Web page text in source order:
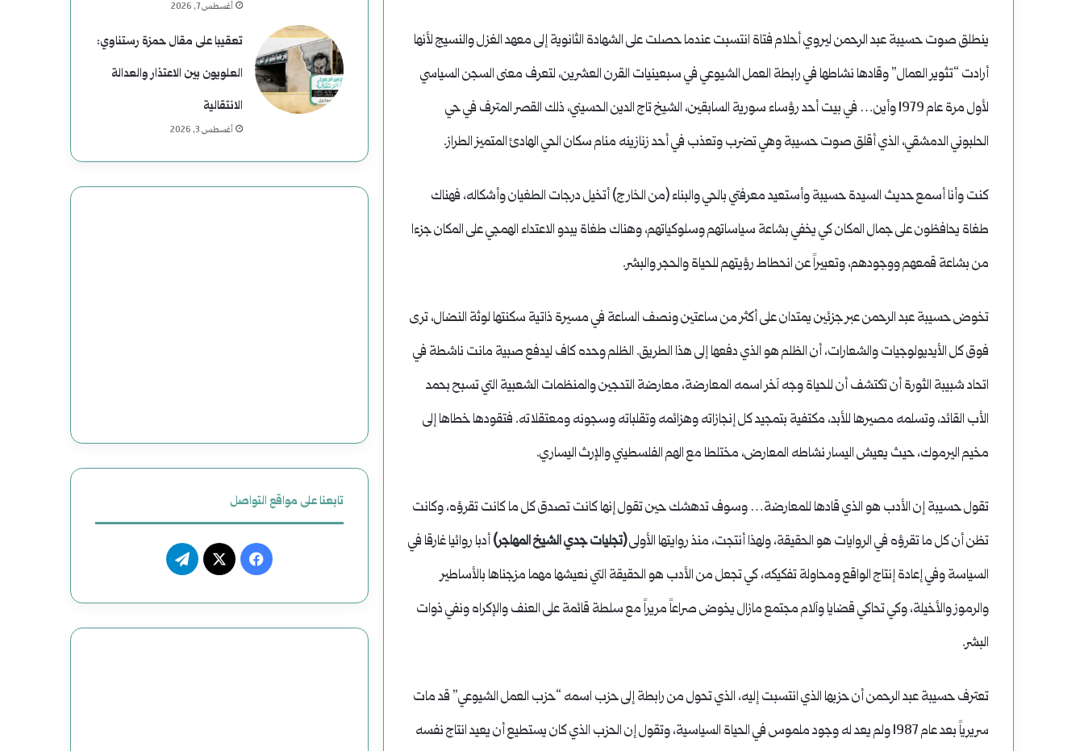
ينطلق صوت حسيبة عبد الرحمن ليروي أحلام فتاة انتسبت عندما حصلت على الشهادة الثانوية إلى معهد الغزل والنسيج لأنها
أرادت “تثوير العمال” وقادها نشاطها في رابطة العمل الشيوعي في سبعينيات القرن العشرين، لتعرف معنى السجن السياسي
لأول مرة عام 1979 وأين… في بيت أحد رؤساء سورية السابقين، الشيخ تاج الدين الحسيني، ذلك القصر المترف في حي
الحلبوني الدمشقي، الذي أقلق صوت حسيبة وهي تضرب وتعذب في أحد زنازينه منام سكان الحي الهادئ المتميز الطراز.
كنت وأنا أسمع حديث السيدة حسيبة وأستعيد معرفتي بالحي والبناء (من الخارج) أتخيل درجات الطغيان وأشكاله، فهناك
طغاة يحافظون على جمال المكان كي يخفي بشاعة سياساتهم وسلوكياتهم، وهناك طغاة يبدو الاعتداء الهمجي على المكان جزءا
من بشاعة قمعهم ووجودهم، وتعبيراً عن انحطاط رؤيتهم للحياة والحجر والبشر.
تخوض حسيبة عبد الرحمن عبر جزئين يمتدان على أكثر من ساعتين ونصف الساعة في مسيرة ذاتية سكنتها لوثة النضال، ترى
فوق كل الأيديولوجيات والشعارات، أن الظلم هو الذي دفعها إلى هذا الطريق. الظلم وحده كاف ليدفع صبية مانت ناشطة في
اتحاد شبيبة الثورة أن تكتشف أن للحياة وجه آخر اسمه المعارضة، معارضة التدجين والمنظمات الشعبية التي تسبح بحمد
الأب القائد، وتسلمه مصيرها للأبد، مكتفية بتمجيد كل إنجازاته وهزائمه وتقلباته وسجونه ومعتقلاته. فتقودها خطاها إلى
مخيم اليرموك، حيث يعيش اليسار نشاطه المعارض، مختلطا مع الهم الفلسطيني والإرث اليساري.
تقول حسيبة إن الأدب هو الذي قادها للمعارضة… وسوف تدهشك حين تقول إنها كانت تصدق كل ما كانت تقرؤه، وكانت
تظن أن كل ما تقرؤه في الروايات هو الحقيقة، ولهذا أنتجت، منذ روايتها الأولى(تجليات جدي الشيخ المهاجر) أدبا روائيا غارقا في
السياسة وفي إعادة إنتاج الواقع ومحاولة تفكيكه، كي تجعل من الأدب هو الحقيقة التي نعيشها مهما مزجناها بالأساطير
والرموز والأخيلة، وكي تحاكي قضايا وآلام مجتمع مازال يخوض صراعاً مريراً مع سلطة قائمة على العنف والإكراه ونفي ذوات
البشر.
تعترف حسيبة عبد الرحمن أن حزبها الذي انتسبت إليه، الذي تحول من رابطة إلى حزب اسمه “حزب العمل الشيوعي” قد مات
سريرياً بعد عام 1987 ولم يعد له وجود ملموس في الحياة السياسية، وتقول إن الحزب الذي كان يستطيع أن يعيد انتاج نفسه
أغسطس 7, 2026
تعقيبا على مقال حمزة رستناوي:
العلويون بين الاعتذار والعدالة
الانتقالية
أغسطس 3, 2026
تابعنا على مواقع التواصل
فيسبوك
‫X تيلقرام